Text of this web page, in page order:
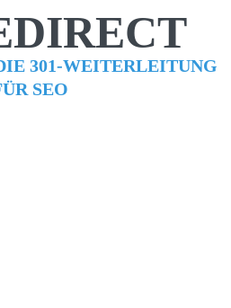
301-WEITERLEITUNG
SEO